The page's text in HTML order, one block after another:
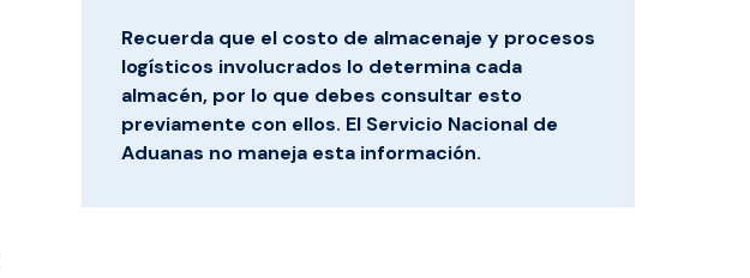
Recuerda que el costo de almacenaje y procesos
logísticos involucrados lo determina cada
almacén, por lo que debes consultar esto
previamente con ellos. El Servicio Nacional de
Aduanas no maneja esta información.